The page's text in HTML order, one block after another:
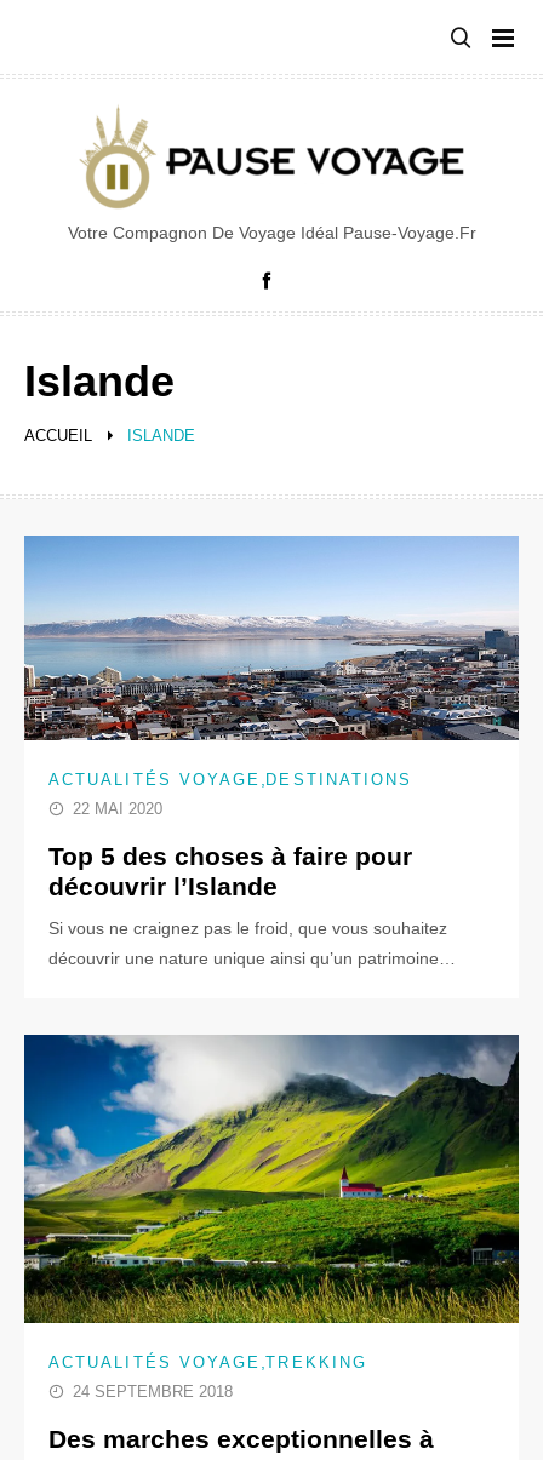
contenu
Votre Compagnon De Voyage Idéal Pause-Voyage.fr
ACCUEIL ISLANDE
Islande
ACTUALITÉS VOYAGE DESTINATIONS
22 MAI 2020
Top 5 des choses à faire pour
découvrir l’Islande
Si vous ne craignez pas le froid, que vous souhaitez
découvrir une nature unique ainsi qu’un patrimoine…
ACTUALITÉS VOYAGE ,TREKKING
24 SEPTEMBRE 2018
Des marches exceptionnelles à